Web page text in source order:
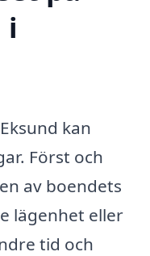
i
kan
Först och
av boendets
lägenhet eller
tid och